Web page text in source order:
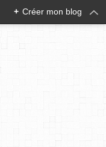
+ Créer mon blog